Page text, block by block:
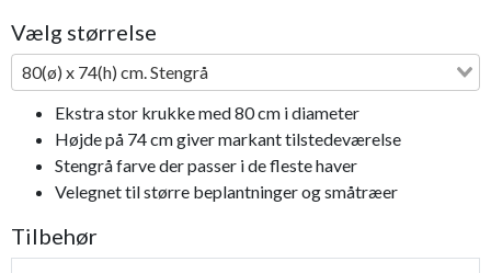
Vælg størrelse
80(ø) x 74(h) cm. Stengrå
Ekstra stor krukke med 80 cm i diameter
Højde på 74 cm giver markant tilstedeværelse
Stengrå farve der passer i de fleste haver
Velegnet til større beplantninger og småtræer
Tilbehør